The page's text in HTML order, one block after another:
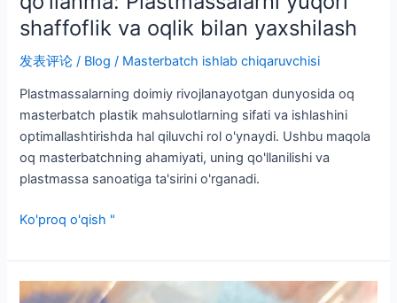
shaffoflik va oqlik bilan yaxshilash
发表评论 / Blog / Masterbatch ishlab chiqaruvchisi
Plastmassalarning doimiy rivojlanayotgan dunyosida oq
masterbatch plastik mahsulotlarning sifati va ishlashini
optimallashtirishda hal qiluvchi rol o'ynaydi. Ushbu maqola
oq masterbatchning ahamiyati, uning qo'llanilishi va
plastmassa sanoatiga ta'sirini o'rganadi.
Ko'proq o'qish "
Shishalar